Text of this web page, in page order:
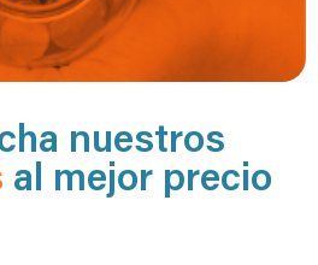
nuestros
al mejor precio